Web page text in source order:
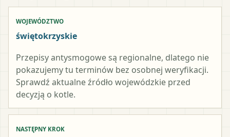
WOJEWÓDZTWO
świętokrzyskie
Przepisy antysmogowe są regionalne, dlatego nie
pokazujemy tu terminów bez osobnej weryfikacji.
Sprawdź aktualne źródło wojewódzkie przed
decyzją o kotle.
NASTĘPNY KROK